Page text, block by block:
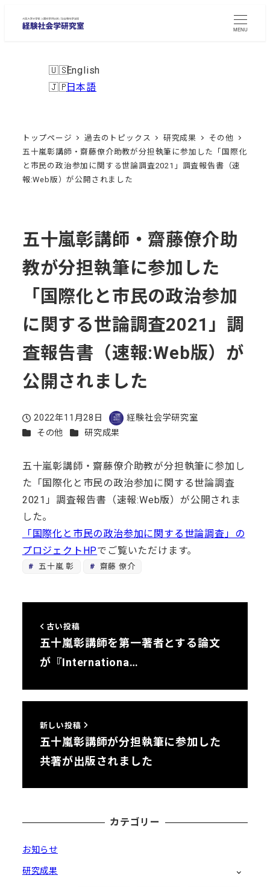
MENU
English
日本語
トップページ 過去のトピックス 研究成果
その他
五十嵐彰講師・齋藤僚介助教が分担執筆に参加した「国際化
と市民の政治参加に関する世論調査2021」調査報告書（速
報:Web版）が公開されました
五十嵐彰講師・齋藤僚介助
教が分担執筆に参加した
「国際化と市民の政治参加
に関する世論調査2021」調
査報告書（速報:Web版）が
公開されました
投稿日
2022年11月28日
著
者
経験社会学研究室
カテゴリー
その他 カテゴリー
研究成果
五十嵐彰講師・齋藤僚介助教が分担執筆に参加し
た「国際化と市民の政治参加に関する世論調査
2021」調査報告書（速報:Web版）が公開されま
した。
「国際化と市民の政治参加に関する世論調査」の
プロジェクトHPでご覧いただけます。
五十嵐 彰 齋藤 僚介
古い投稿
五十嵐彰講師を第一著者とする論文
が『Internationa…
新しい投稿
五十嵐彰講師が分担執筆に参加した
共著が出版されました
カテゴリー
お知らせ
研究成果